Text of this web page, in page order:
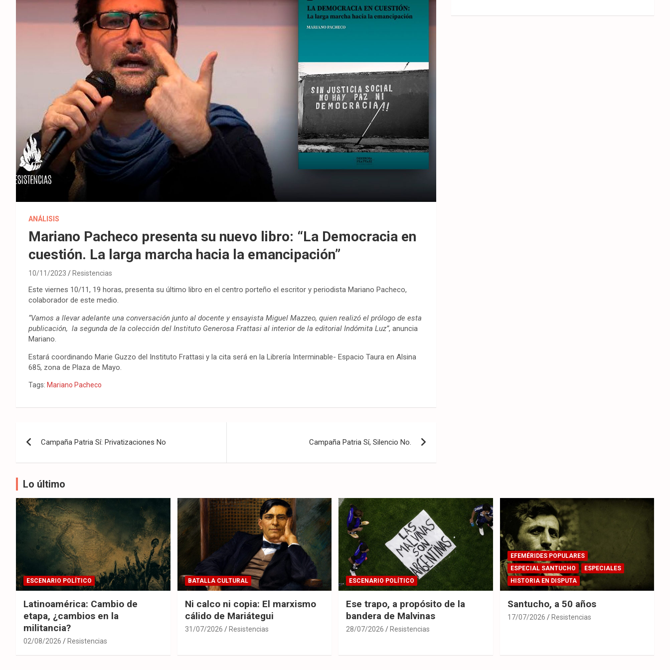
ANÁLISIS
Mariano Pacheco presenta su nuevo libro: “La Democracia en
cuestión. La larga marcha hacia la emancipación”
10/11/2023 Resistencias
Este viernes 10/11, 19 horas, presenta su último libro en el centro porteño el escritor y periodista Mariano Pacheco,
colaborador de este medio.
“Vamos a llevar adelante una conversación junto al docente y ensayista Miguel Mazzeo, quien realizó el prólogo de esta
publicación, la segunda de la colección del Instituto Generosa Frattasi al interior de la editorial Indómita Luz”, anuncia
Mariano.
Estará coordinando Marie Guzzo del Instituto Frattasi y la cita será en la Librería Interminable- Espacio Taura en Alsina
685, zona de Plaza de Mayo.
Tags: Mariano Pacheco
de
entradas
Campaña Patria Sí: Privatizaciones No Campaña Patria Sí, Silencio No.
Lo último
ESCENARIO POLÍTICO
Latinoamérica: Cambio de
etapa, ¿cambios en la
militancia?
02/08/2026 Resistencias
BATALLA CULTURAL
Ni calco ni copia: El marxismo
cálido de Mariátegui
31/07/2026 Resistencias
ESCENARIO POLÍTICO
Ese trapo, a propósito de la
bandera de Malvinas
28/07/2026 Resistencias
EFEMÉRIDES POPULARES
ESPECIAL SANTUCHO
ESPECIALES
HISTORIA EN DISPUTA
Santucho, a 50 años
17/07/2026 Resistencias